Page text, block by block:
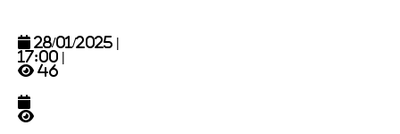
28/01/2025 |
17:00 |
46